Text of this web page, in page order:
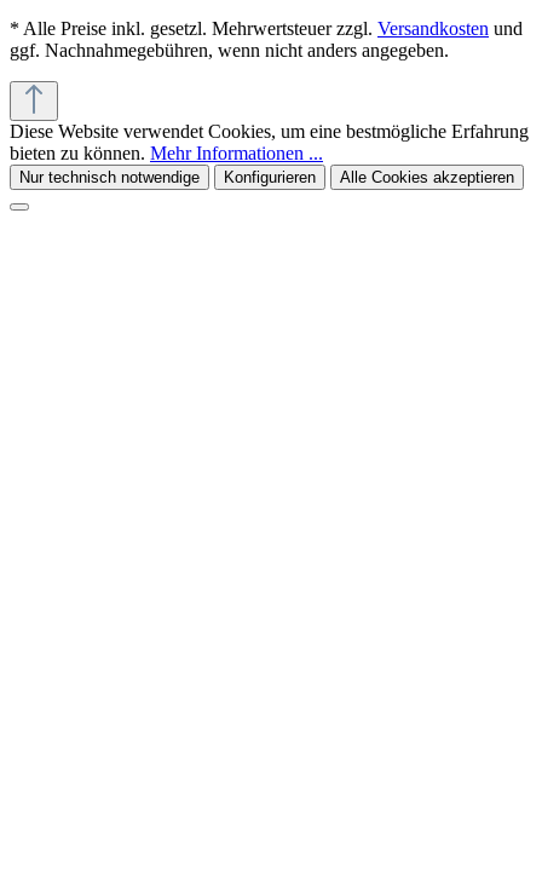
* Alle Preise inkl. gesetzl. Mehrwertsteuer zzgl. Versandkosten und
ggf. Nachnahmegebühren, wenn nicht anders angegeben.
Diese Website verwendet Cookies, um eine bestmögliche Erfahrung
bieten zu können. Mehr Informationen ...
Nur technisch notwendige Konfigurieren Alle Cookies akzeptieren